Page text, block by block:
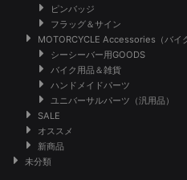
ピンバッジ
フラッグ＆サイン
MOTORCYCLE Accessories（バイ
シーシーバー用GOODS
バイク用品＆雑貨
ハンドメイドパーツ
ユニバーサルパーツ（汎用品）
SALE
オススメ
新商品
未分類